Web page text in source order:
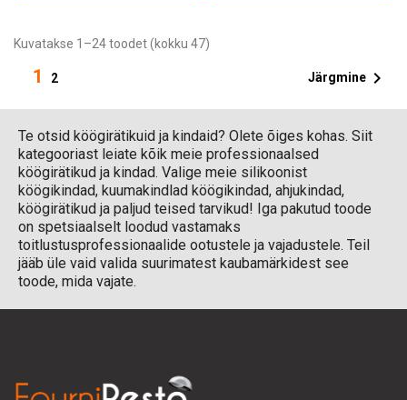
Kuvatakse 1–24 toodet (kokku 47)
1 2 Järgmine 
Te otsid köögirätikuid ja kindaid? Olete õiges kohas. Siit
kategooriast leiate kõik meie professionaalsed
köögirätikud ja kindad. Valige meie silikoonist
köögikindad, kuumakindlad köögikindad, ahjukindad,
köögirätikud ja paljud teised tarvikud! Iga pakutud toode
on spetsiaalselt loodud vastamaks
toitlustusprofessionaalide ootustele ja vajadustele. Teil
jääb üle vaid valida suurimatest kaubamärkidest see
toode, mida vajate.